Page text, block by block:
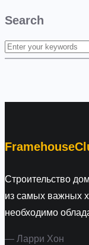
Search
S
Строительство
из самых важных
необходимо
— Ларри Хон